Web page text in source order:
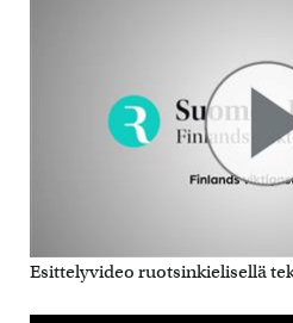
Esittelyvideo ruotsinkielisellä